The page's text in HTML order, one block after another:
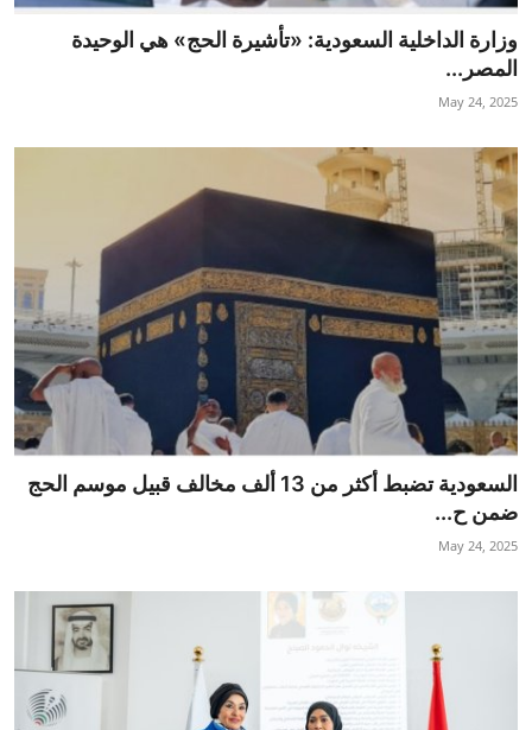
وزارة الداخلية السعودية: «تأشيرة الحج» هي الوحيدة
المصر...
May 24, 2025
السعودية تضبط أكثر من 13 ألف مخالف قبيل موسم الحج
ضمن ح...
May 24, 2025